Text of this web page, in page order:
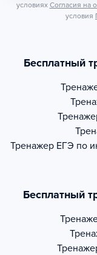
условиях Согласия на
условия
Бесплатный
Тренажер ЕГЭ по
Бесплатный